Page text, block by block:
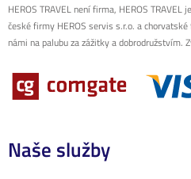
HEROS TRAVEL není firma, HEROS
české firmy HEROS servis s.r.o. a
námi na palubu za zážitky a dobrodružstvím.
Naše služby